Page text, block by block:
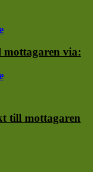
via:
till mottagaren